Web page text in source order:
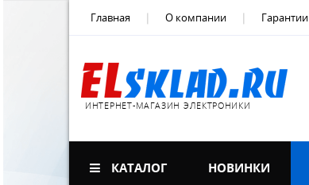
Главная О компании Гарантии
ИНТЕРНЕТ-МАГАЗИН ЭЛЕКТРОНИКИ
КАТАЛОГ НОВИНКИ